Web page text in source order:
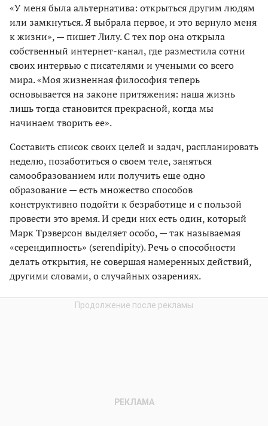
«У меня была альтернатива: открыться другим людям
или замкнуться. Я выбрала первое, и это вернуло меня
к жизни», — пишет Лилу. С тех пор она открыла
собственный интернет-канал, где разместила сотни
своих интервью с писателями и учеными со всего
мира. «Моя жизненная философия теперь
основывается на законе притяжения: наша жизнь
лишь тогда становится прекрасной, когда мы
начинаем творить ее».
Составить список своих целей и задач, распланировать
неделю, позаботиться о своем теле, заняться
самообразованием или получить еще одно
образование — есть множество способов
конструктивно подойти к безработице и с пользой
провести это время. И среди них есть один, который
Марк Трэверсон выделяет особо, — так называемая
«серендипность» (serendipity). Речь о способности
делать открытия, не совершая намеренных действий,
другими словами, о случайных озарениях.